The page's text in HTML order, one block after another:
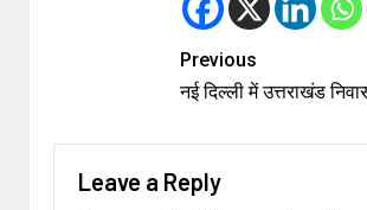
Previous
नई दिल्ली में उत्तराखंड
Leave a Reply